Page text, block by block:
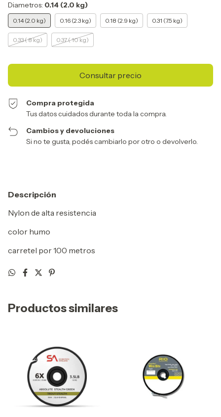
Diametros: 0.14 (2.0 kg)
0.14 (2.0 kg) 0.16 (2.3 kg) 0.18 (2.9 kg) 0.31 (7.5 kg)
0.33 ( 8 kg) 0.37 ( 10 kg)
Compra protegida
Tus datos cuidados durante toda la compra.
Cambios y devoluciones
Si no te gusta, podés cambiarlo por otro o devolverlo.
Descripción
Nylon de alta resistencia
color humo
carretel por 100 metros
Productos similares